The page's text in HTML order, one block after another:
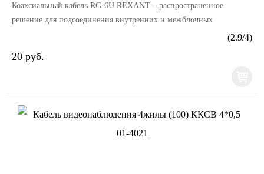
Коаксиальный кабель RG-6U REXANT – распространенное
решение для подсоединения внутренних и межблочных
соединений общепромышленных и бытовых радиотехнических
(2.9/4)
20 руб.